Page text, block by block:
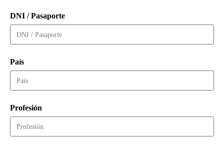
DNI / Pasaporte
País
Profesión